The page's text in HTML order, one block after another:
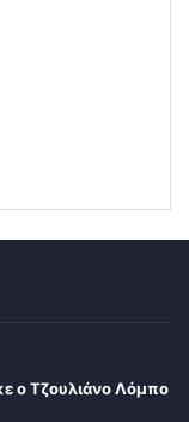
ο Τζουλιάνο Λόμπο